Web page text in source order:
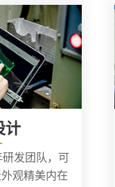
计
发团队，可
观精美内在